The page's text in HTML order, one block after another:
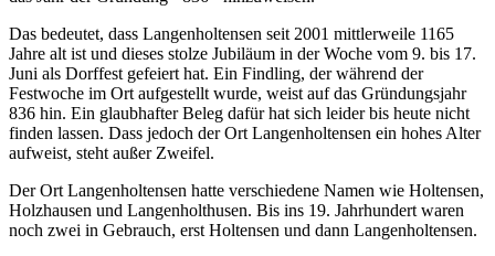
Das bedeutet, dass Langenholtensen seit 2001 mittlerweile 1165
Jahre alt ist und dieses stolze Jubiläum in der Woche vom 9. bis 17.
Juni als Dorffest gefeiert hat. Ein Findling, der während der
Festwoche im Ort aufgestellt wurde, weist auf das Gründungsjahr
836 hin. Ein glaubhafter Beleg dafür hat sich leider bis heute nicht
finden lassen. Dass jedoch der Ort Langenholtensen ein hohes Alter
aufweist, steht außer Zweifel.
Der Ort Langenholtensen hatte verschiedene Namen wie Holtensen,
Holzhausen und Langenholthusen. Bis ins 19. Jahrhundert waren
noch zwei in Gebrauch, erst Holtensen und dann Langenholtensen.